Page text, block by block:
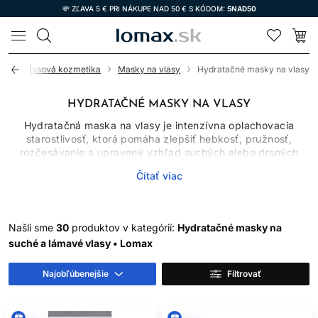
💸 ZĽAVA 5 € PRI NÁKUPE NAD 50 € S KÓDOM: 5NAD50
LOMAX
Vlasová kozmetika Masky na vlasy Hydratačné masky na vlasy
HYDRATAČNÉ MASKY NA VLASY
Hydratačná maska na vlasy je intenzívna oplachovacia
starostlivosť, ktorá pomáha zlepšiť hebkosť, pružnosť,
rozčesávanie a upravený vzhľad suchých alebo drsných
kondicionačnými, zvláčňujúcimi a filmotvornými látkami. Vlas
Suchosť vlasov treba odlíšiť od suchej pokožky hlavy. Maska
určená do dĺžok nie je automaticky vhodná na pokožku a
nerieši lupiny, zápal ani dermatologické ochorenie. Pri
pretrvávajúcom svrbení, šupinách alebo ranách vyhľadajte
Čítať viac
Našli sme 30 produktov v kategórií: Hydratačné masky na
suché a lámavé vlasy • Lomax
Najobľúbenejšie Filtrovať